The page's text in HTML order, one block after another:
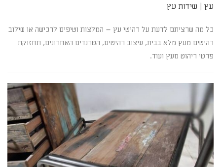
עץ | שידות עץ
כל מה שרציתם לדעת על רהיטי עץ – המלצות וטיפים לרכישה או שילוב
רהיטים מעץ מלא בבית, עיצוב רהיטים, הטרנדים האחרונים, תחזוקת
פרטי ריהוט מעץ ועוד.